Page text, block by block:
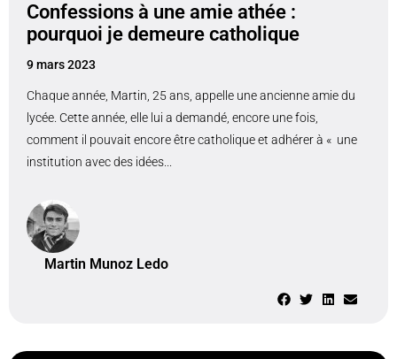
Confessions à une amie athée :
pourquoi je demeure catholique
9 mars 2023
​Chaque année, Martin, 25 ans, appelle une ancienne amie du
lycée. Cette année, elle lui a demandé, encore une fois,
comment il pouvait encore être catholique et adhérer à « une
institution avec des idées...
Martin Munoz Ledo